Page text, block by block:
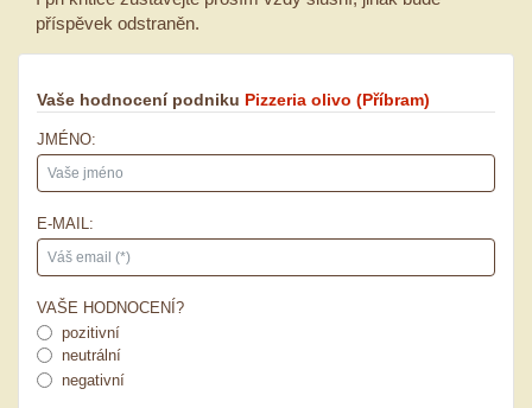
příspěvek odstraněn.
Vaše hodnocení podniku Pizzeria olivo (Příbram)
JMÉNO:
E-MAIL:
VAŠE HODNOCENÍ?
pozitivní
neutrální
negativní